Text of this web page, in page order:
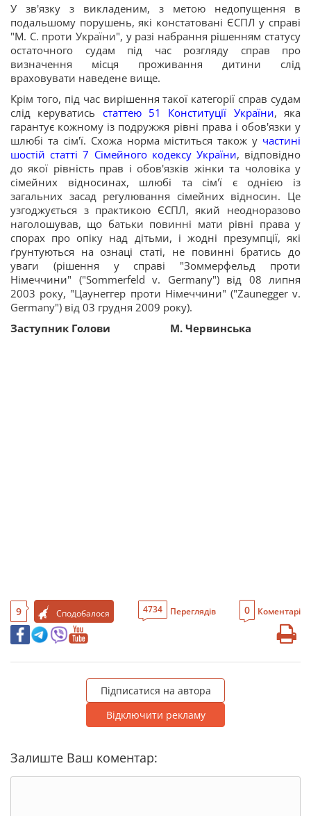
У зв'язку з викладеним, з метою недопущення в
подальшому порушень, які констатовані ЄСПЛ у справі
"М. С. проти України", у разі набрання рішенням статусу
остаточного судам під час розгляду справ про
визначення місця проживання дитини слід
враховувати наведене вище.
Крім того, під час вирішення такої категорії справ судам
слід керуватись статтею 51 Конституції України, яка
гарантує кожному із подружжя рівні права і обов'язки у
шлюбі та сім'ї. Схожа норма міститься також у частині
шостій статті 7 Сімейного кодексу України, відповідно
до якої рівність прав і обов'язків жінки та чоловіка у
сімейних відносинах, шлюбі та сім'ї є однією із
загальних засад регулювання сімейних відносин. Це
узгоджується з практикою ЄСПЛ, який неодноразово
наголошував, що батьки повинні мати рівні права у
спорах про опіку над дітьми, і жодні презумпції, які
ґрунтуються на ознаці статі, не повинні братись до
уваги (рішення у справі "Зоммерфельд проти
Німеччини" ("Sommerfeld v. Germany") від 08 липня
2003 року, "Цаунеггер проти Німеччини" ("Zaunegger v.
Germany") від 03 грудня 2009 року).
Заступник Голови
М. Червинська
9 Сподобалося 4734 Переглядів 0 Коментарі
Підписатися на автора
Відключити рекламу
Залиште Ваш коментар: